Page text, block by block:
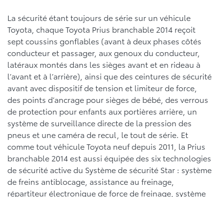
La sécurité étant toujours de série sur un véhicule
Toyota, chaque Toyota Prius branchable 2014 reçoit
sept coussins gonflables (avant à deux phases côtés
conducteur et passager, aux genoux du conducteur,
latéraux montés dans les sièges avant et en rideau à
l’avant et à l’arrière), ainsi que des ceintures de sécurité
avant avec dispositif de tension et limiteur de force,
des points d’ancrage pour sièges de bébé, des verrous
de protection pour enfants aux portières arrière, un
système de surveillance directe de la pression des
pneus et une caméra de recul, le tout de série. Et
comme tout véhicule Toyota neuf depuis 2011, la Prius
branchable 2014 est aussi équipée des six technologies
de sécurité active du Système de sécurité Star : système
de freins antiblocage, assistance au freinage,
répartiteur électronique de force de freinage, système